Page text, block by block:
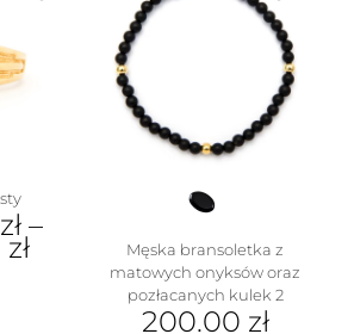
zł–
zł
Męska bransoletka z
matowych onyksów oraz
pozłacanych kulek 2
200.00 zł